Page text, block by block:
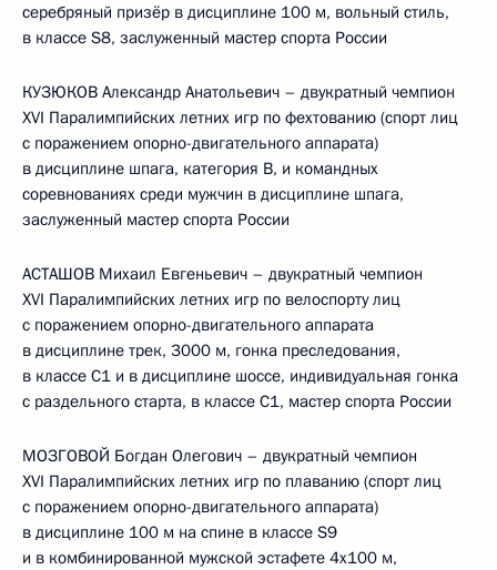
серебряный призёр в дисциплине 100 м, вольный стиль,
в классе S8, заслуженный мастер спорта России
КУЗЮКОВ Александр Анатольевич – двукратный чемпион
XVI Паралимпийских летних игр по фехтованию (спорт лиц
с поражением опорно-двигательного аппарата)
в дисциплине шпага, категория В, и командных
соревнованиях среди мужчин в дисциплине шпага,
заслуженный мастер спорта России
АСТАШОВ Михаил Евгеньевич – двукратный чемпион
XVI Паралимпийских летних игр по велоспорту лиц
с поражением опорно-двигательного аппарата
в дисциплине трек, 3000 м, гонка преследования,
в классе С1 и в дисциплине шоссе, индивидуальная гонка
с раздельного старта, в классе С1, мастер спорта России
МОЗГОВОЙ Богдан Олегович – двукратный чемпион
XVI Паралимпийских летних игр по плаванию (спорт лиц
с поражением опорно-двигательного аппарата)
в дисциплине 100 м на спине в классе S9
и в комбинированной мужской эстафете 4x100 м,